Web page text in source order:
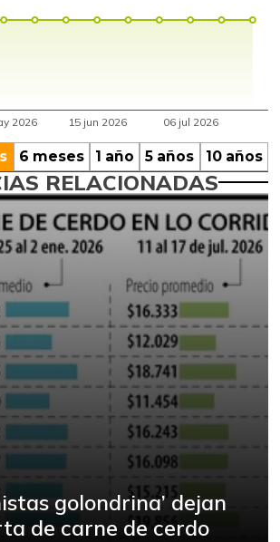
6 meses 1 año 5 años 10 años
RELACIONADAS
golondrina’ dejan
de carne de cerdo